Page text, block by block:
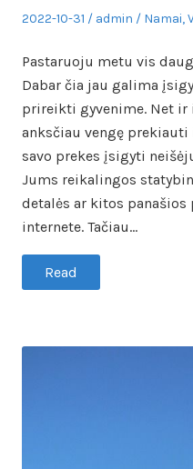
Posted
2022-10-31 Author
admin
Posted
Namai,
Pastaruoju metu vis
Dabar čia jau galima
prireikti gyvenime. Net
anksčiau vengę
savo prekes įsigyti
Jums reikalingos
detalės ar kitos
internete. Tačiau…
Read